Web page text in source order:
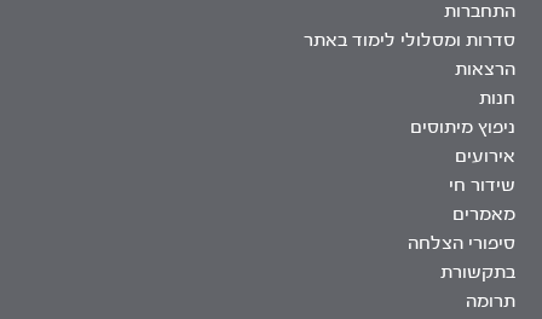
התחברות
סדרות ומסלולי לימוד באתר
הרצאות
חנות
ניפוץ מיתוסים
אירועים
שידור חי
מאמרים
סיפורי הצלחה
בתקשורת
תרומה